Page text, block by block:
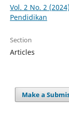
Vol. 2 No. 2
Pendidikan
Section
Articles
Make a